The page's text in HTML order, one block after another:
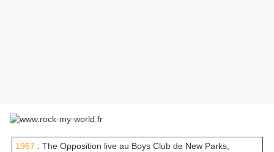
1967 : The Opposition live au Boys Club de New Parks,